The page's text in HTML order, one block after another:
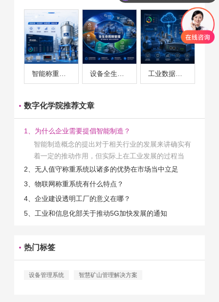
智能称重系统案例 设备全生命周期管理案例 工业数据采集与设备监控案例
数字化学院推荐文章
1、为什么企业需要提倡智能制造？
智能制造概念的提出对于相关行业的发展来讲确实有
着一定的推动作用，但实际上在工业发展的过程当
中，能够推动相关产业发展的具体结束是非常的多
的。那么为什么企业一定需要...
2、无人值守称重系统以诸多的优势在市场当中立足
3、物联网称重系统有什么特点？
4、企业建设透明工厂的意义在哪？
5、工业和信息化部关于推动5G加快发展的通知
热门标签
设备管理系统 智慧矿山管理解决方案